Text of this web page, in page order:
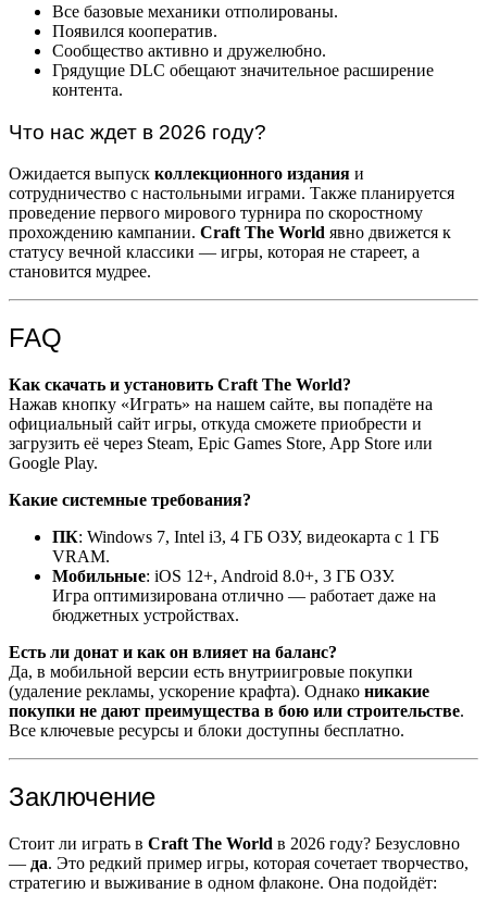
Все базовые механики отполированы.
Появился кооператив.
Сообщество активно и дружелюбно.
Грядущие DLC обещают значительное расширение
контента.
Что нас ждет в 2026 году?
Ожидается выпуск коллекционного издания и
сотрудничество с настольными играми. Также планируется
проведение первого мирового турнира по скоростному
прохождению кампании. Craft The World явно движется к
статусу вечной классики — игры, которая не стареет, а
становится мудрее.
FAQ
Как скачать и установить Craft The World?
Нажав кнопку «Играть» на нашем сайте, вы попадёте на
официальный сайт игры, откуда сможете приобрести и
загрузить её через Steam, Epic Games Store, App Store или
Google Play.
Какие системные требования?
ПК: Windows 7, Intel i3, 4 ГБ ОЗУ, видеокарта с 1 ГБ
VRAM.
Мобильные: iOS 12+, Android 8.0+, 3 ГБ ОЗУ.
Игра оптимизирована отлично — работает даже на
бюджетных устройствах.
Есть ли донат и как он влияет на баланс?
Да, в мобильной версии есть внутриигровые покупки
(удаление рекламы, ускорение крафта). Однако никакие
покупки не дают преимущества в бою или строительстве.
Все ключевые ресурсы и блоки доступны бесплатно.
Заключение
Стоит ли играть в Craft The World в 2026 году? Безусловно
— да. Это редкий пример игры, которая сочетает творчество,
стратегию и выживание в одном флаконе. Она подойдёт: